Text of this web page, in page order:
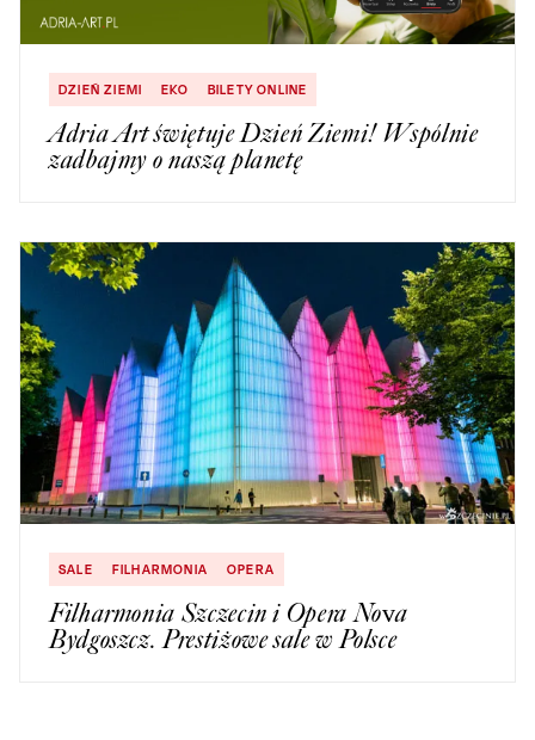
DZIEŃ ZIEMI EKO BILETY ONLINE
Adria Art świętuje Dzień Ziemi! Wspólnie
zadbajmy o naszą planetę
SALE FILHARMONIA OPERA
Filharmonia Szczecin i Opera Nova
Bydgoszcz. Prestiżowe sale w Polsce